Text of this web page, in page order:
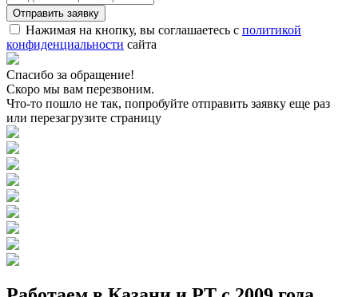
Нажимая на кнопку, вы соглашаетесь с политикой
конфиденциальности сайта
Спасибо за обращение!
Скоро мы вам перезвоним.
Что-то пошло не так, попробуйте отправить заявку еще раз
или перезагрузите страницу